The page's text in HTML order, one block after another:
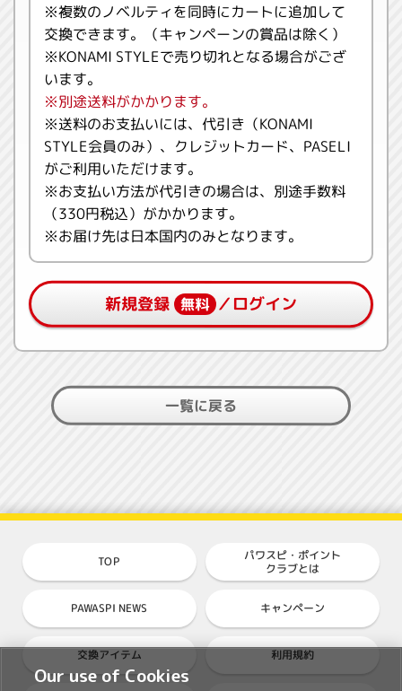
※複数のノベルティを同時にカートに追加して
交換できます。（キャンペーンの賞品は除く）
※KONAMI STYLEで売り切れとなる場合がござ
います。
※別途送料がかかります。
※送料のお支払いには、代引き（KONAMI
STYLE会員のみ）、クレジットカード、PASELI
がご利用いただけます。
※お支払い方法が代引きの場合は、別途手数料
（330円税込）がかかります。
※お届け先は日本国内のみとなります。
新規登録 無料 ／ログイン
一覧に戻る
TOP パワスピ・ポイント
クラブとは
PAWASPI NEWS キャンペーン
交換アイテム 利用規約
Our use of Cookies